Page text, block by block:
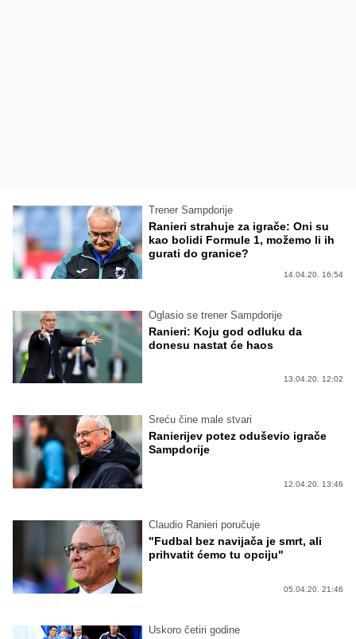
Trener Sampdorije
Ranieri strahuje za igrače: Oni su
kao bolidi Formule 1, možemo li ih
gurati do granice?
14.04.20. 16:54
Oglasio se trener Sampdorije
Ranieri: Koju god odluku da
donesu nastat će haos
13.04.20. 12:02
Sreću čine male stvari
Ranierijev potez oduševio igrače
Sampdorije
12.04.20. 13:46
Claudio Ranieri poručuje
"Fudbal bez navijača je smrt, ali
prihvatit ćemo tu opciju"
05.04.20. 21:46
Uskoro četiri godine